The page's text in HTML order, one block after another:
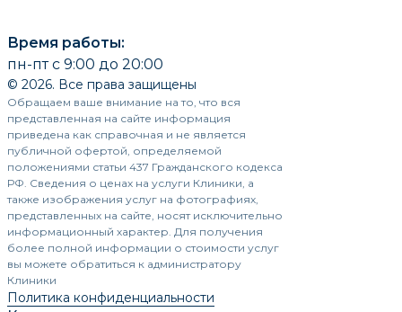
Время работы:
пн-пт с 9:00 до 20:00
© 2026. Все права защищены
Обращаем ваше внимание на то, что вся
представленная на сайте информация
приведена как справочная и не является
публичной офертой, определяемой
положениями статьи 437 Гражданского кодекса
РФ. Сведения о ценах на услуги Клиники, а
также изображения услуг на фотографиях,
представленных на сайте, носят исключительно
информационный характер. Для получения
более полной информации о стоимости услуг
вы можете обратиться к администратору
Клиники
Политика конфиденциальности